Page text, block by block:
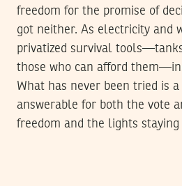
freedom for the promise of
got neither. As electricity and
privatized survival
those who can afford
What has never been tried is a
answerable for both the vote
freedom and the lights staying